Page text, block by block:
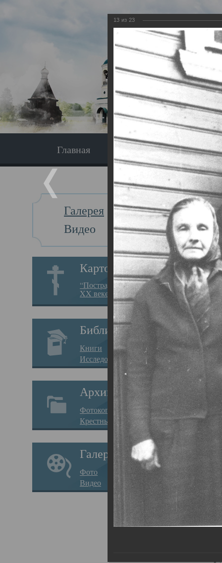
Главная Экскурсия
Галерея
Видео
Картотека
“Пострадавшие за веру в
XX веке на Севере”
Библиотека
Книги
Исследования
Архив
Фотокопии дел
Крестные ходы
Галерея
Фото
Видео
Главная
13 из 23